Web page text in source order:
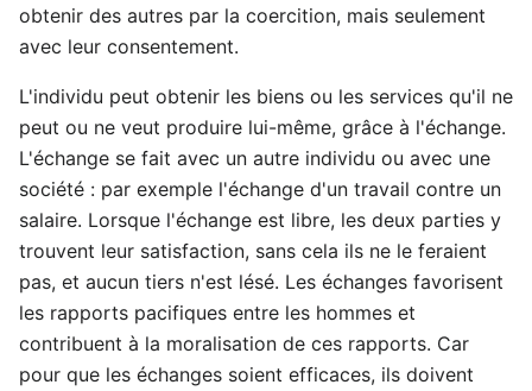
obtenir des autres par la coercition, mais seulement
avec leur consentement.
L'individu peut obtenir les biens ou les services qu'il ne
peut ou ne veut produire lui-même, grâce à l'échange.
L'échange se fait avec un autre individu ou avec une
société : par exemple l'échange d'un travail contre un
salaire. Lorsque l'échange est libre, les deux parties y
trouvent leur satisfaction, sans cela ils ne le feraient
pas, et aucun tiers n'est lésé. Les échanges favorisent
les rapports pacifiques entre les hommes et
contribuent à la moralisation de ces rapports. Car
pour que les échanges soient efficaces, ils doivent